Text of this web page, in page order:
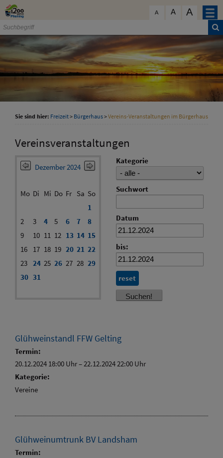
Zum Inhalt
A A A
Sie sind hier: Freizeit> Bürgerhaus>Vereins-Veranstaltungen im Bürgerhaus
Vereinsveranstaltungen
Dezember 2024
Mo Di Mi Do Fr Sa So
1
2
3 4 5 6 7
8
9
10 11 12 13 14 15
16
17 18 19 20 21 22
23 24 25 26 27 28 29
30 31
Kategorie
Suchwort
Datum
bis:
reset
Glühweinstandl FFW Gelting
Termin:
20.12.2024 18:00 Uhr–22.12.2024 22:00 Uhr
Kategorie:
Vereine
Glühweinumtrunk BV Landsham
Termin:
schließen